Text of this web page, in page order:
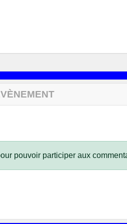
pouvoir participer aux